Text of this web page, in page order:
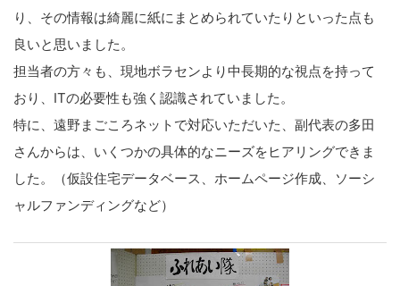
り、その情報は綺麗に紙にまとめられていたりといった点も
良いと思いました。
担当者の方々も、現地ボラセンより中長期的な視点を持って
おり、ITの必要性も強く認識されていました。
特に、遠野まごころネットで対応いただいた、副代表の多田
さんからは、いくつかの具体的なニーズをヒアリングできま
した。（仮設住宅データベース、ホームページ作成、ソーシ
ャルファンディングなど）